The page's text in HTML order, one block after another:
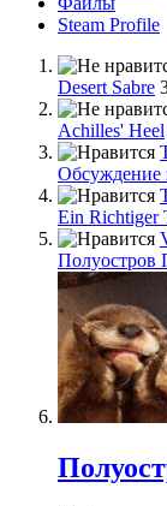
Steam Profile
Desert Sabre
Achilles' Heel
Ein Richtiger
Полуостров